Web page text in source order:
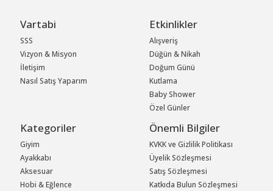
Vartabi
SSS
Vizyon & Misyon
İletişim
Nasıl Satış Yaparım
Etkinlikler
Alışveriş
Düğün & Nikah
Doğum Günü
Kutlama
Baby Shower
Özel Günler
Kategoriler
Giyim
Ayakkabı
Aksesuar
Hobi & Eğlence
Önemli Bilgiler
KVKK ve Gizlilik Politikası
Üyelik Sözleşmesi
Satış Sözleşmesi
Katkıda Bulun Sözleşmesi